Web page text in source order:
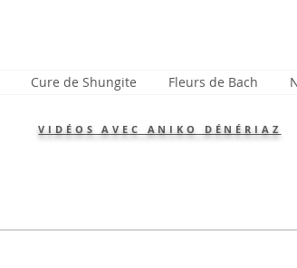
Cure de Shungite Fleurs de Bach
VIDÉOS AVEC ANIKO DÉNÉRIAZ